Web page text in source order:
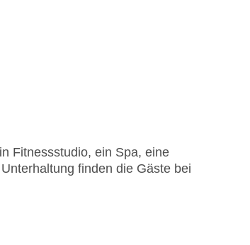
Fitnessstudio, ein Spa, eine
finden die Gäste bei